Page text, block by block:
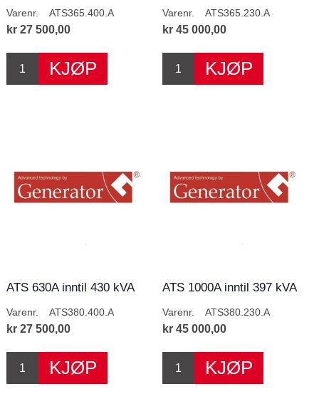
Varenr. ATS365.400.A
kr 27 500,00
Varenr. ATS365.230.A
kr 45 000,00
ATS 630A inntil 430 kVA
Varenr. ATS380.400.A
kr 27 500,00
ATS 1000A inntil 397 kVA
Varenr. ATS380.230.A
kr 45 000,00